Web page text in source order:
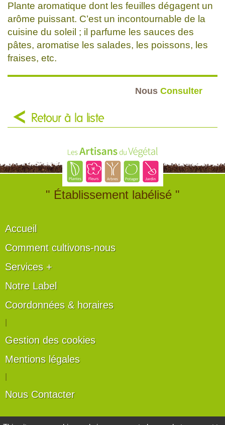
Plante aromatique dont les feuilles dégagent un
arôme puissant. C’est un incontournable de la
cuisine du soleil ; il parfume les sauces des
pâtes, aromatise les salades, les poissons, les
fraises, etc.
Nous Consulter
Retour à la liste
" Établissement labélisé "
Accueil
Comment cultivons-nous
Services +
Notre Label
Coordonnées & horaires
Gestion des cookies
Mentions légales
Nous Contacter